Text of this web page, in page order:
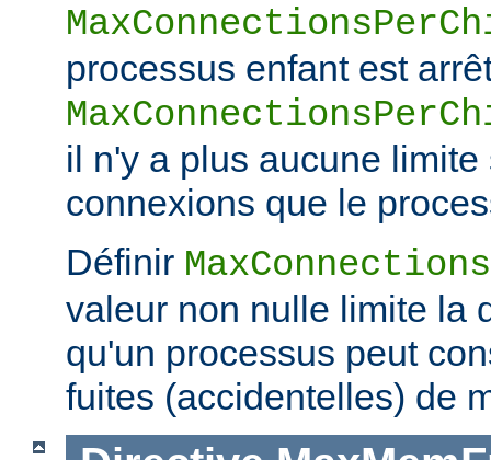
processus enfant est
il n'y a plus aucune
connexions que le
Définir
valeur non nulle limite la
qu'un processus peut
fuites (accidentelles) de